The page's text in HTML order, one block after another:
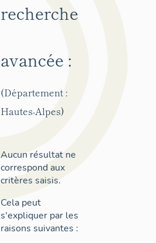
recherche
avancée :
(Département :
Hautes-Alpes)
Aucun résultat ne
correspond aux
critères saisis.
Cela peut
s'expliquer par les
raisons suivantes :